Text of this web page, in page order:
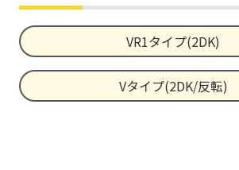
VR1タイプ(2DK)
Vタイプ(2DK/反転)